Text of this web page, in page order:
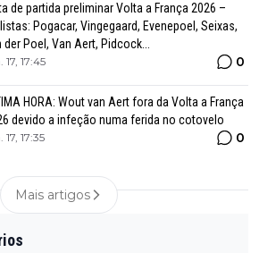
de partida preliminar Volta a França 2026 –
Pogacar, Vingegaard, Evenepoel, Seixas,
der Poel, Van Aert, Pidcock...
17, 17:45 0
HORA: Wout van Aert fora da Volta a França
devido a infeção numa ferida no cotovelo
17, 17:35 0
Mais artigos